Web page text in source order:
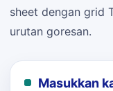
sheet dengan grid
urutan goresan.
Masukkan